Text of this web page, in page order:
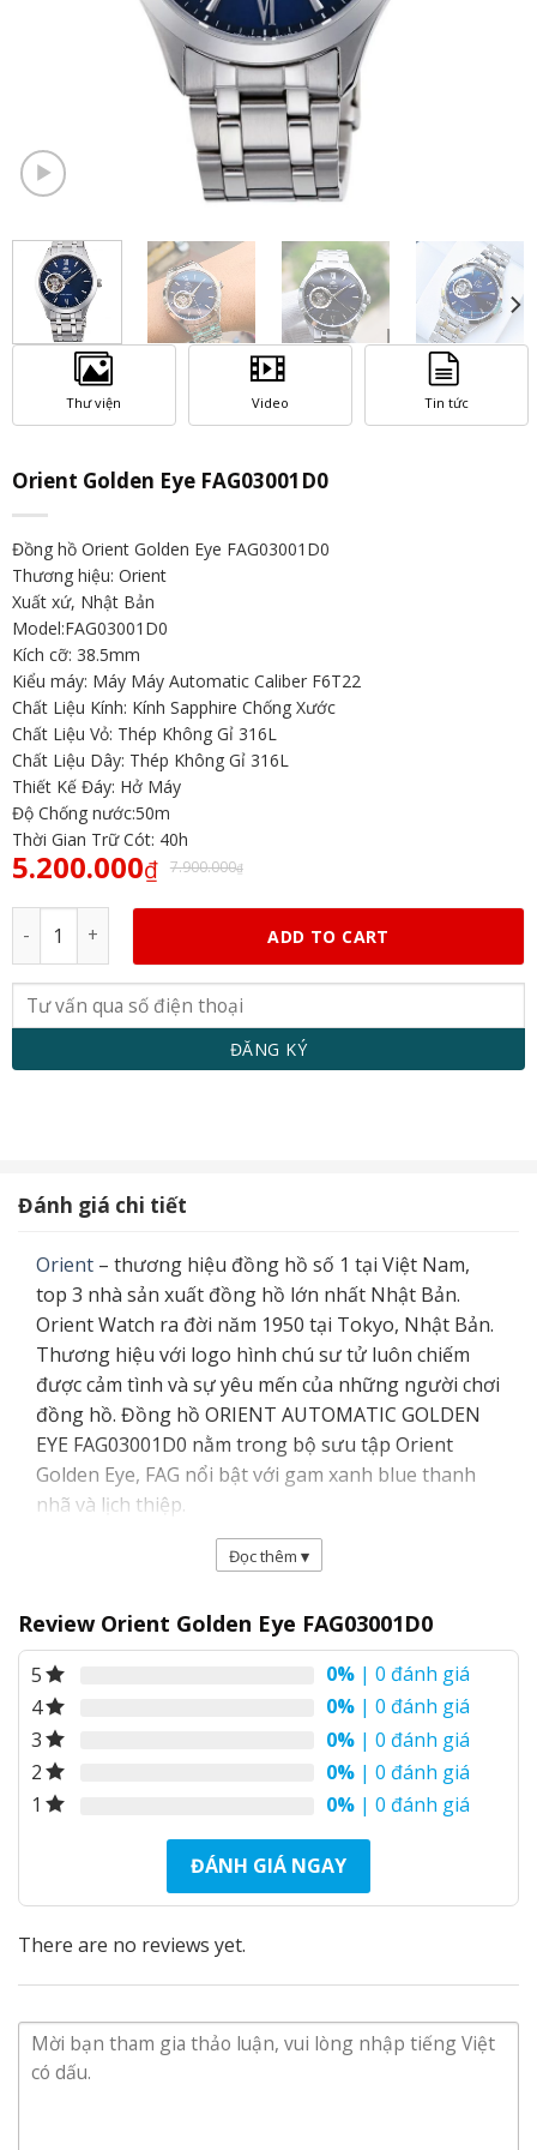
Thư viện Video Tin tức
Orient Golden Eye FAG03001D0
Đồng hồ Orient Golden Eye FAG03001D0
Thương hiệu: Orient
Xuất xứ, Nhật Bản
Model:FAG03001D0
Kích cỡ: 38.5mm
Kiểu máy: Máy Máy Automatic Caliber F6T22
Chất Liệu Kính: Kính Sapphire Chống Xước
Chất Liệu Vỏ: Thép Không Gỉ 316L
Chất Liệu Dây: Thép Không Gỉ 316L
Thiết Kế Đáy: Hở Máy
Độ Chống nước:50m
Thời Gian Trữ Cót: 40h
5.200.000₫ 7.900.000₫
ADD TO CART
Đánh giá chi tiết
Orient – thương hiệu đồng hồ số 1 tại Việt Nam,
top 3 nhà sản xuất đồng hồ lớn nhất Nhật Bản.
Orient Watch ra đời năm 1950 tại Tokyo, Nhật Bản.
Thương hiệu với logo hình chú sư tử luôn chiếm
được cảm tình và sự yêu mến của những người chơi
đồng hồ. Đồng hồ ORIENT AUTOMATIC GOLDEN
EYE FAG03001D0 nằm trong bộ sưu tập Orient
Golden Eye, FAG nổi bật với gam xanh blue thanh
nhã và lịch thiệp.
Nằm trong top đồng hồ Nhật được nhiều người
còn giữ được độ hot cho đến thời điểm hiện tại.
Tính năng nổi bật của đồng hồ Orient Golden
Đọc thêm ▾
Review Orient Golden Eye FAG03001D0
5 0% | 0 đánh giá
4
0% | 0 đánh giá
3
0% | 0 đánh giá
2
0% | 0 đánh giá
1
0% | 0 đánh giá
ĐÁNH GIÁ NGAY
There are no reviews yet.